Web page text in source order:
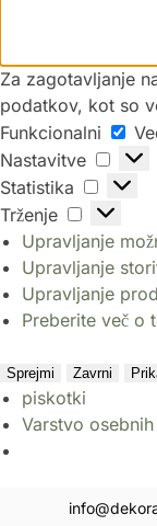
Za zagotavljanje
podatkov, kot so
Funkcionalni
Nastavitve
Statistika
Trženje
Upravljanje
Upravljanje
Upravljanje
Preberite več o
Sprejmi Zavrni
piskotki
Varstvo